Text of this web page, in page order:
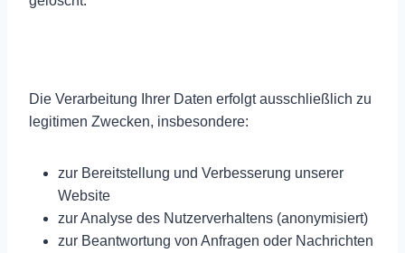
Die Verarbeitung Ihrer Daten erfolgt ausschließlich zu
legitimen Zwecken, insbesondere:
zur Bereitstellung und Verbesserung unserer
Website
zur Analyse des Nutzerverhaltens (anonymisiert)
zur Beantwortung von Anfragen oder Nachrichten